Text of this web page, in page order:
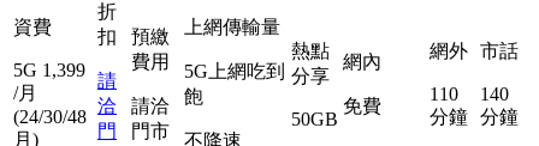
資費
5G 1,399
/月
(24/30/48
月)
折
扣
請
洽
門
預繳
費用
請洽
門市
上網傳輸量
5G上網吃到
飽
不降速
熱點
分享
50GB
網內
免費
網外
110
分鐘
市話
140
分鐘